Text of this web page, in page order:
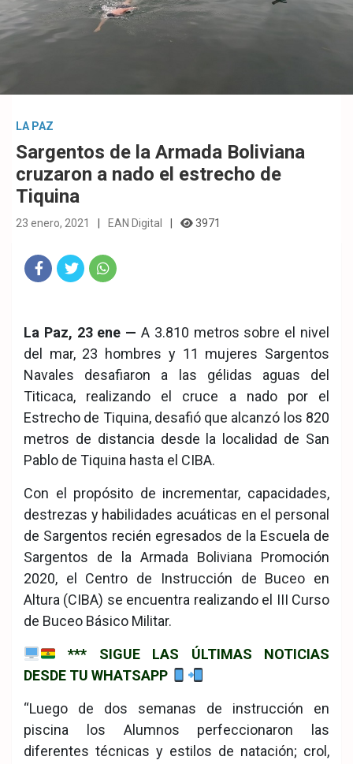
LA PAZ
Sargentos de la Armada Boliviana
cruzaron a nado el estrecho de
Tiquina
23 enero, 2021 EAN Digital 3971
ook
tsA
pp
La Paz, 23 ene — A 3.810 metros sobre el nivel
del mar, 23 hombres y 11 mujeres Sargentos
Navales desafiaron a las gélidas aguas del
Titicaca, realizando el cruce a nado por el
Estrecho de Tiquina, desafió que alcanzó los 820
metros de distancia desde la localidad de San
Pablo de Tiquina hasta el CIBA.
Con el propósito de incrementar, capacidades,
destrezas y habilidades acuáticas en el personal
de Sargentos recién egresados de la Escuela de
Sargentos de la Armada Boliviana Promoción
2020, el Centro de Instrucción de Buceo en
Altura (CIBA) se encuentra realizando el III Curso
de Buceo Básico Militar.
*** SIGUE LAS ÚLTIMAS NOTICIAS
DESDE TU WHATSAPP
“Luego de dos semanas de instrucción en
piscina los Alumnos perfeccionaron las
diferentes técnicas y estilos de natación; crol,